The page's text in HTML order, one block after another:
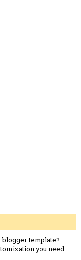
blogger template?
you need.